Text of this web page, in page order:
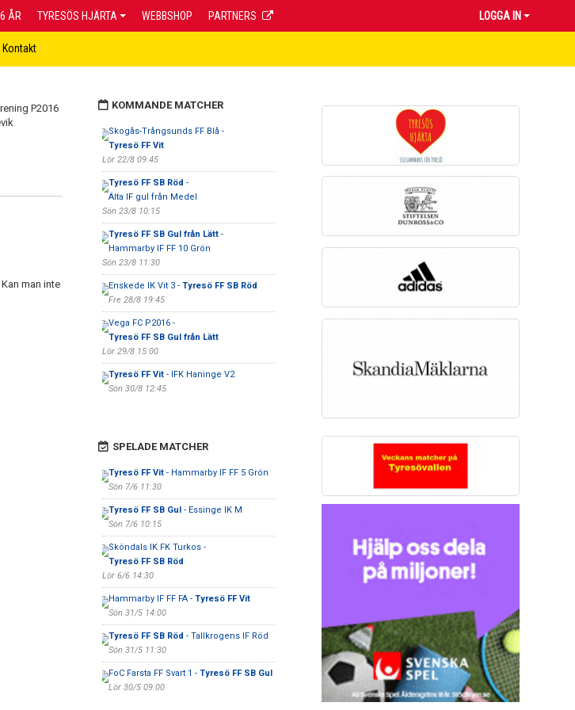
ÅR TYRESÖS HJÄRTA WEBBSHOP PARTNERS LOGGA IN
Kontakt
man inte
KOMMANDE MATCHER
Skogås-Trångsunds FF Blå -
Tyresö FF Vit
Lör 22/8 09:45
Tyresö FF SB Röd -
Älta IF gul från Medel
Sön 23/8 10:15
Tyresö FF SB Gul från Lätt-
Hammarby IF FF 10 Grön
Sön 23/8 11:30
Enskede IK Vit 3 - Tyresö FF SB Röd
Fre 28/8 19:45
Vega FC P2016 -
Tyresö FF SB Gul från Lätt
Lör 29/8 15:00
Tyresö FF Vit- IFK Haninge V2
Sön 30/8 12:45
SPELADE MATCHER
Tyresö FF Vit- Hammarby IF FF 5 Grön
Sön 7/6 11:30
Tyresö FF SB Gul- Essinge IK M
Sön 7/6 10:15
Sköndals IK FK Turkos -
Tyresö FF SB Röd
Lör 6/6 14:30
Hammarby IF FF FA - Tyresö FF Vit
Sön 31/5 14:00
Tyresö FF SB Röd - Tallkrogens IF Röd
Sön 31/5 11:30
FoC Farsta FF Svart 1 - Tyresö FF SB Gul
Lör 30/5 09:00